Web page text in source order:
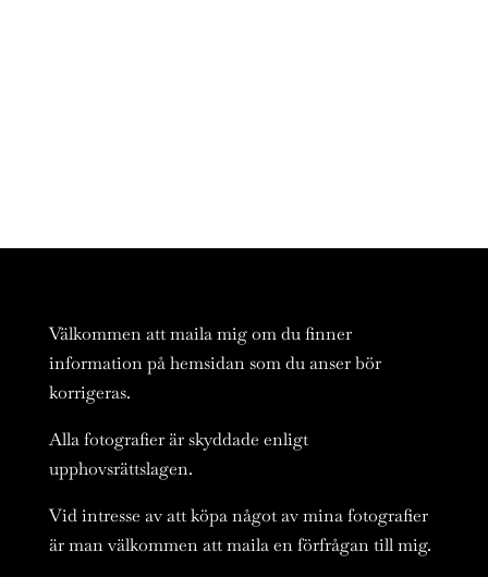
Välkommen att maila mig om du finner
information på hemsidan som du anser bör
korrigeras.
Alla fotografier är skyddade enligt
upphovsrättslagen.
Vid intresse av att köpa något av mina fotografier
är man välkommen att maila en förfrågan till mig.